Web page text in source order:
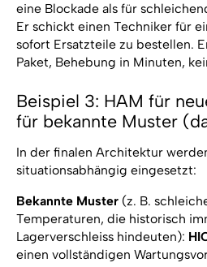
eine Blockade als für
Er schickt einen Techniker für
sofort Ersatzteile zu bestellen.
Paket, Behebung in Minuten,
Beispiel 3: HAM für
für bekannte Muster
In der finalen Architektur
situationsabhängig eingesetzt:
Bekannte Muster(z. B.
Temperaturen, die historisch
Lagerverschleiss hindeuten):
einen vollständigen